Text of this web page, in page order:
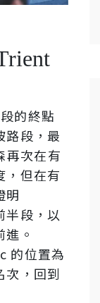
的終點
路段，最
次在有
，但在有
明
段，以
。
的位置為
次，回到